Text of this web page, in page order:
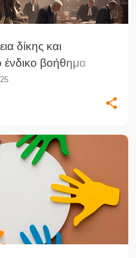
δίκης και
ένδικο βοήθημα
πολιτικών
από το ΕΔΔΑ